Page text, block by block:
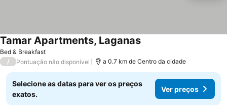
Bed & Breakfast
Tamar Apartments, Laganas
/ Pontuação não disponível a 0.7 km de Centro da cidade
Selecione as datas para ver os preços
exatos.
Ver preços